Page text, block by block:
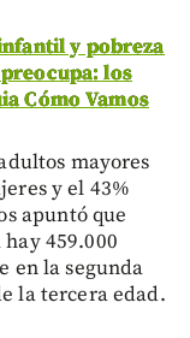
y pobreza
los
Cómo Vamos
mayores
y el 43%
apuntó que
459.000
en la segunda
la tercera edad.